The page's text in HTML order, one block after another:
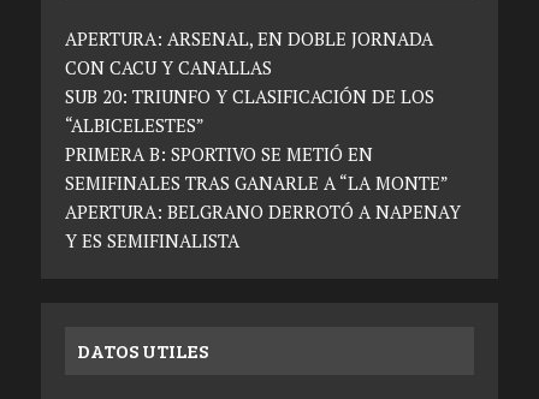
APERTURA: ARSENAL, EN DOBLE JORNADA
CON CACU Y CANALLAS
SUB 20: TRIUNFO Y CLASIFICACIÓN DE LOS
“ALBICELESTES”
PRIMERA B: SPORTIVO SE METIÓ EN
SEMIFINALES TRAS GANARLE A “LA MONTE”
APERTURA: BELGRANO DERROTÓ A NAPENAY
Y ES SEMIFINALISTA
DATOS UTILES